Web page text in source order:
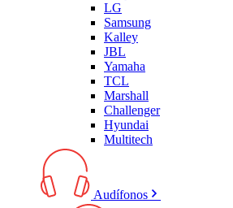
LG
Samsung
Kalley
JBL
Yamaha
TCL
Marshall
Challenger
Hyundai
Multitech
Audífonos